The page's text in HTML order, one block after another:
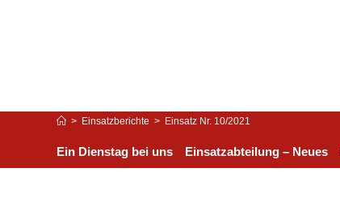
> Einsatzberichte > Einsatz Nr. 10/2021
Ein Dienstag bei uns Einsatzabteilung – Neues